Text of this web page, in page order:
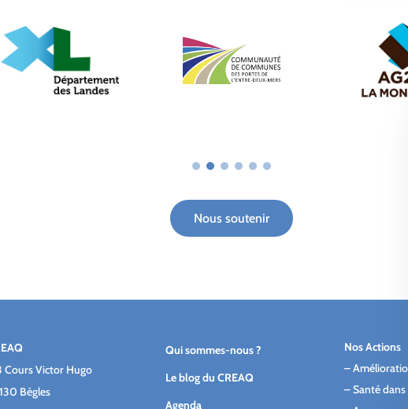
Nous soutenir
Cours Victor Hugo
Bègles
Qui sommes-nous ?
Le blog du CREAQ
Agenda
Nos Actions
–
–Santé